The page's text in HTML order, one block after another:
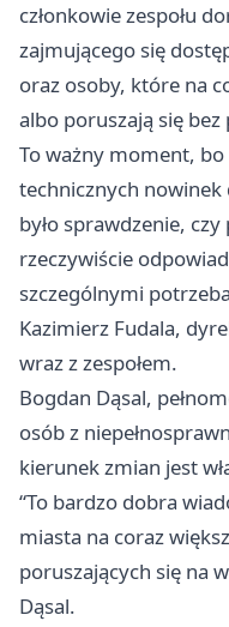
członkowie zespołu
zajmującego się
oraz osoby, które na
albo poruszają się
To ważny moment, bo
technicznych nowinek
było sprawdzenie,
rzeczywiście
szczególnymi
Kazimierz Fudala,
wraz z zespołem.
Bogdan Dąsal,
osób z
kierunek zmian jest
“To bardzo dobra
miasta na coraz
poruszających się na
Dąsal.